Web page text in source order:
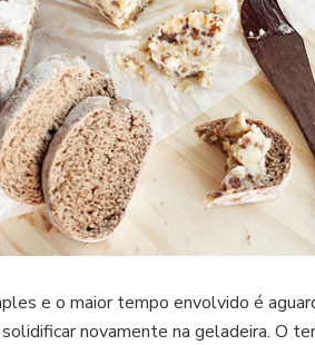
e o maior tempo envolvido é
novamente na geladeira. O